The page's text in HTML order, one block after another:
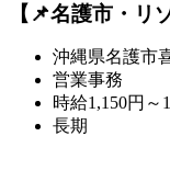
【📌名護市・リ
沖縄県名護市
営業事務
時給1,150円～
長期